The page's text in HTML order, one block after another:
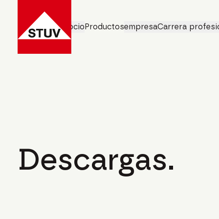
Áreas de negocioProductosempresaCarrera
Descargas.